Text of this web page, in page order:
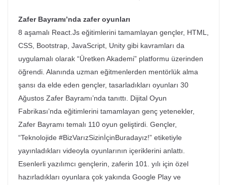
Zafer Bayramı’nda zafer oyunları
8 aşamalı React.Js eğitimlerini tamamlayan gençler, HTML,
CSS, Bootstrap, JavaScript, Unity gibi kavramları da
uygulamalı olarak “Üretken Akademi” platformu üzerinden
öğrendi. Alanında uzman eğitmenlerden mentörlük alma
şansı da elde eden gençler, tasarladıkları oyunları 30
Ağustos Zafer Bayramı’nda tanıttı. Dijital Oyun
Fabrikası’nda eğitimlerini tamamlayan genç yetenekler,
Zafer Bayramı temalı 110 oyun geliştirdi. Gençler,
“Teknolojide #BizVarızSizinİçinBuradayız!” etiketiyle
yayınladıkları videoyla oyunlarının içeriklerini anlattı.
Esenlerli yazılımcı gençlerin, zaferin 101. yılı için özel
hazırladıkları oyunlara çok yakında Google Play ve